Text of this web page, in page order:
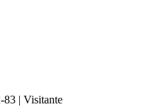
83 | Visitante